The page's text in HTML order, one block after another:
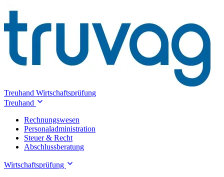
Treuhand Wirtschaftsprüfung
Treuhand
Rechnungswesen
Personaladministration
Steuer & Recht
Abschlussberatung
Wirtschaftsprüfung